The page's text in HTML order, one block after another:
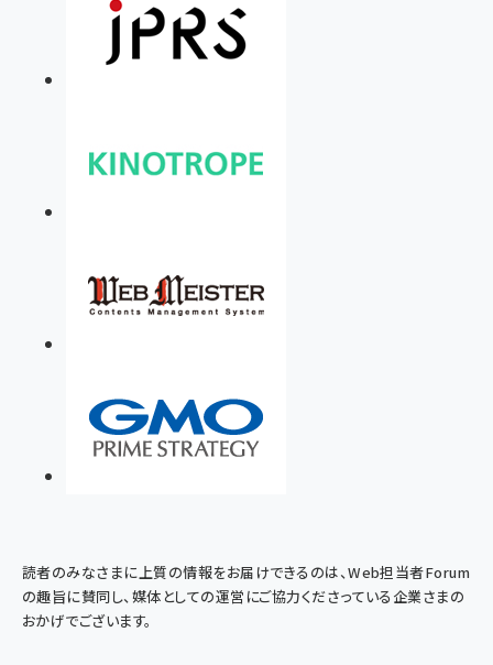
読者のみなさまに上質の情報をお届けできるのは、Web担当者Forum
の趣旨に賛同し、媒体としての運営にご協力くださっている企業さまの
おかげでございます。